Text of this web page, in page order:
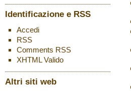
Identificazione e RSS
Accedi
RSS
Comments RSS
XHTMLValido
Altri siti web